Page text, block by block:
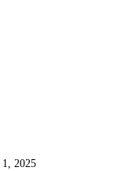
1, 2025